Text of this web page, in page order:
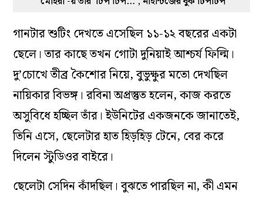
গানটার শুটিং দেখতে এসেছিল ১১-১২ বছরের একটা
ছেলে। তার কাছে তখন গোটা দুনিয়াই আশ্চর্য ফিল্মি।
দু’চোখে তীব্র কৈশোর নিয়ে, বুভুক্ষুর মতো দেখছিল
নায়িকার বিভঙ্গ। রবিনা অপ্রস্তুত হলেন, কাজ করতে
অসুবিধে হচ্ছিল তাঁর। ইউনিটের একজনকে জানাতেই,
তিনি এসে, ছেলেটার হাত হিড়হিড় টেনে, বের করে
দিলেন স্টুডিওর বাইরে।
ছেলেটা সেদিন কাঁদছিল। বুঝতে পারছিল না, কী এমন